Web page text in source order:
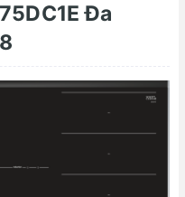
Đa